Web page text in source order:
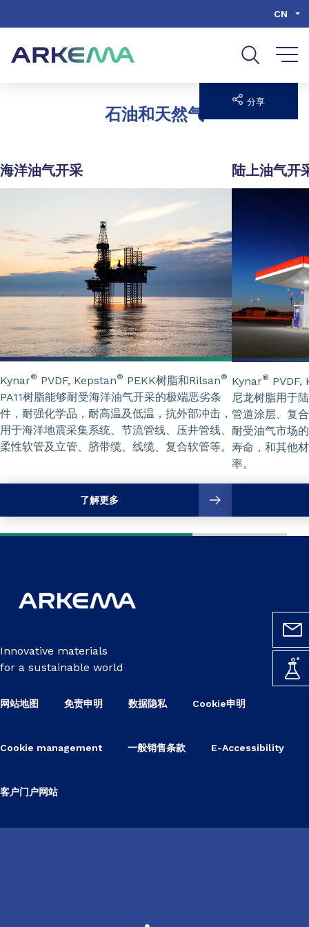
CN
石油和天然气
分享
海洋油气开采
Kynar® PVDF, Kepstan® PEKK树脂和Rilsan®
PA11树脂能够耐受海洋油气开采的极端恶劣条
件，耐强化学品，耐高温及低温，抗外部冲击，
用于海洋地震采集系统、节流管线、压井管线、
柔性软管及立管、脐带缆、线缆、复合软管等。
了解更多
陆上油气开
Kynar® PVDF,
尼龙树脂用于
管道涂层、复
耐受油气市场
寿命，和其他
率。
Innovative materials
for a sustainable world
网站地图 免责申明 数据隐私 Cookie申明
Cookie management 一般销售条款 E-Accessibility
客户门户网站